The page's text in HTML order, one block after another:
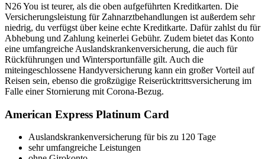
N26 You ist teurer, als die oben aufgeführten Kreditkarten. Die
Versicherungsleistung für Zahnarztbehandlungen ist außerdem sehr
niedrig, du verfügst über keine echte Kreditkarte. Dafür zahlst du für
Abhebung und Zahlung keinerlei Gebühr. Zudem bietet das Konto
eine umfangreiche Auslandskrankenversicherung, die auch für
Rückführungen und Wintersportunfälle gilt. Auch die
miteingeschlossene Handyversicherung kann ein großer Vorteil auf
Reisen sein, ebenso die großzügige Reiserücktrittsversicherung im
Falle einer Stornierung mit Corona-Bezug.
American Express Platinum Card
Auslandskrankenversicherung für bis zu 120 Tage
sehr umfangreiche Leistungen